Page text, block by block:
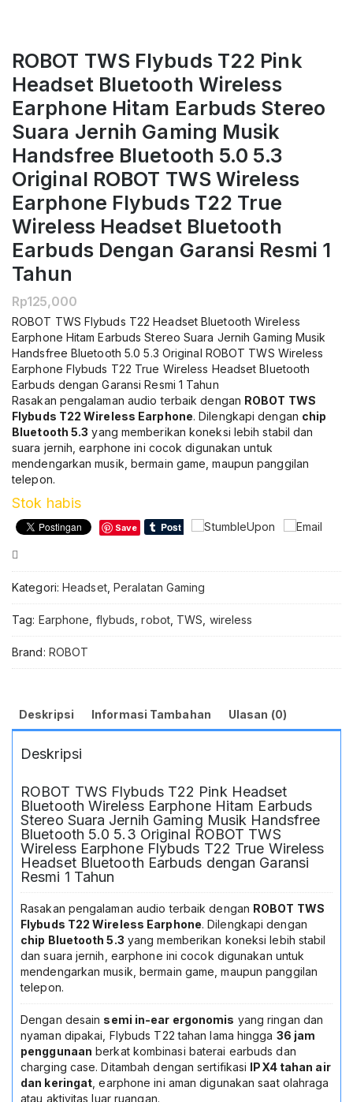
ROBOT TWS Flybuds T22 Pink
Headset Bluetooth Wireless
Earphone Hitam Earbuds Stereo
Suara Jernih Gaming Musik
Handsfree Bluetooth 5.0 5.3
Original ROBOT TWS Wireless
Earphone Flybuds T22 True
Wireless Headset Bluetooth
Earbuds Dengan Garansi Resmi 1
Tahun
Rp125,000
ROBOT TWS Flybuds T22 Headset Bluetooth Wireless
Earphone Hitam Earbuds Stereo Suara Jernih Gaming Musik
Handsfree Bluetooth 5.0 5.3 Original ROBOT TWS Wireless
Earphone Flybuds T22 True Wireless Headset Bluetooth
Earbuds dengan Garansi Resmi 1 Tahun
Rasakan pengalaman audio terbaik dengan ROBOT TWS
Flybuds T22 Wireless Earphone. Dilengkapi dengan chip
Bluetooth 5.3 yang memberikan koneksi lebih stabil dan
suara jernih, earphone ini cocok digunakan untuk
mendengarkan musik, bermain game, maupun panggilan
telepon.
Stok habis
Save
Kategori: Headset, Peralatan Gaming
Tag: Earphone flybuds ,robot, TWS wireless
Brand: ROBOT
Deskripsi Informasi Tambahan Ulasan (0)
Deskripsi
ROBOT TWS Flybuds T22 Pink Headset
Bluetooth Wireless Earphone Hitam Earbuds
Stereo Suara Jernih Gaming Musik Handsfree
Bluetooth 5.0 5.3 Original ROBOT TWS
Wireless Earphone Flybuds T22 True Wireless
Headset Bluetooth Earbuds dengan Garansi
Resmi 1 Tahun
Rasakan pengalaman audio terbaik dengan ROBOT TWS
Flybuds T22 Wireless Earphone. Dilengkapi dengan
chip Bluetooth 5.3 yang memberikan koneksi lebih stabil
dan suara jernih, earphone ini cocok digunakan untuk
mendengarkan musik, bermain game, maupun panggilan
telepon.
Dengan desain semi in-ear ergonomis yang ringan dan
nyaman dipakai, Flybuds T22 tahan lama hingga 36 jam
penggunaan berkat kombinasi baterai earbuds dan
charging case. Ditambah dengan sertifikasi IPX4 tahan air
dan keringat , earphone ini aman digunakan saat olahraga
atau aktivitas luar ruangan.